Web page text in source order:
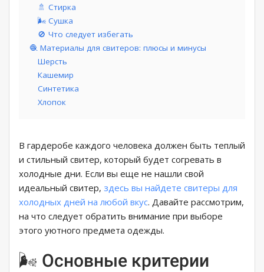
🚿 Стирка
🌬️ Сушка
🚫 Что следует избегать
🧶 Материалы для свитеров: плюсы и минусы
Шерсть
Кашемир
Синтетика
Хлопок
В гардеробе каждого человека должен быть теплый
и стильный свитер, который будет согревать в
холодные дни. Если вы еще не нашли свой
идеальный свитер, здесь вы найдете свитеры для
холодных дней на любой вкус. Давайте рассмотрим,
на что следует обратить внимание при выборе
этого уютного предмета одежды.
🌬️ Основные критерии